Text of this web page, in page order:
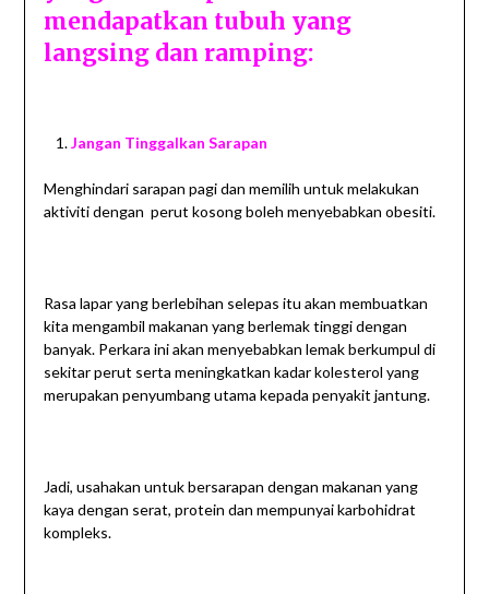
mendapatkan tubuh yang
langsing dan ramping:
Jangan Tinggalkan Sarapan
Menghindari sarapan pagi dan memilih untuk melakukan
aktiviti dengan perut kosong boleh menyebabkan obesiti.
Rasa lapar yang berlebihan selepas itu akan membuatkan
kita mengambil makanan yang berlemak tinggi dengan
banyak. Perkara ini akan menyebabkan lemak berkumpul di
sekitar perut serta meningkatkan kadar kolesterol yang
merupakan penyumbang utama kepada penyakit jantung.
Jadi, usahakan untuk bersarapan dengan makanan yang
kaya dengan serat, protein dan mempunyai karbohidrat
kompleks.